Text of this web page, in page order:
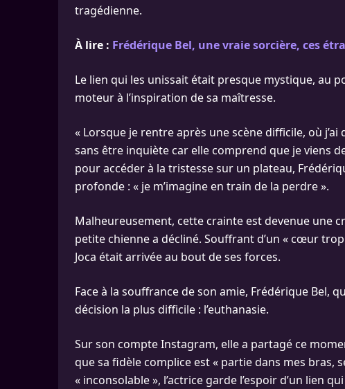
tragédienne.
À lire : Frédérique Bel, une vraie sorcière, ces
Le lien qui les unissait était presque mystique, au
moteur à l’inspiration de sa maîtresse.
« Lorsque je rentre après une scène difficile, où
sans être inquiète car elle comprend que je viens
pour accéder à la tristesse sur un plateau,
profonde : « je m’imagine en train de la perdre ».
Malheureusement, cette crainte est devenue une
petite chienne a décliné. Souffrant d’un « cœur
Joca était arrivée au bout de ses forces.
Face à la souffrance de son amie, Frédérique Bel,
décision la plus difficile : l’euthanasie.
Sur son compte Instagram, elle a partagé ce
que sa fidèle complice est « partie dans mes bras,
« inconsolable », l’actrice garde l’espoir d’un lien